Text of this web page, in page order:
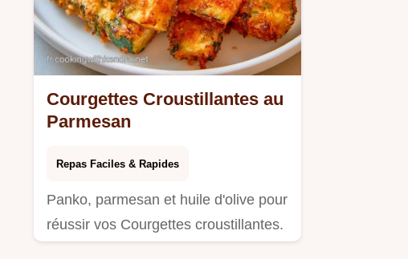
Courgettes Croustillantes au
Parmesan
Repas Faciles & Rapides
Panko, parmesan et huile d'olive pour
réussir vos Courgettes croustillantes.